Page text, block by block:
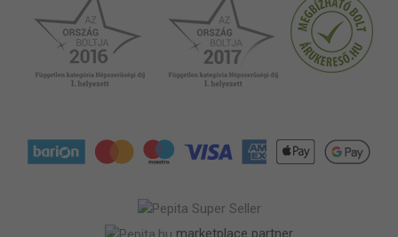
marketplace partner